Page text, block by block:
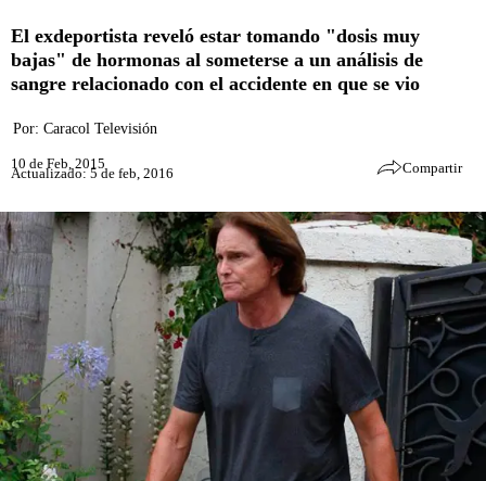
El exdeportista reveló estar tomando "dosis muy
bajas" de hormonas al someterse a un análisis de
sangre relacionado con el accidente en que se vio
Por: Caracol Televisión
10 de Feb, 2015
Actualizado: 5 de feb, 2016 Compartir